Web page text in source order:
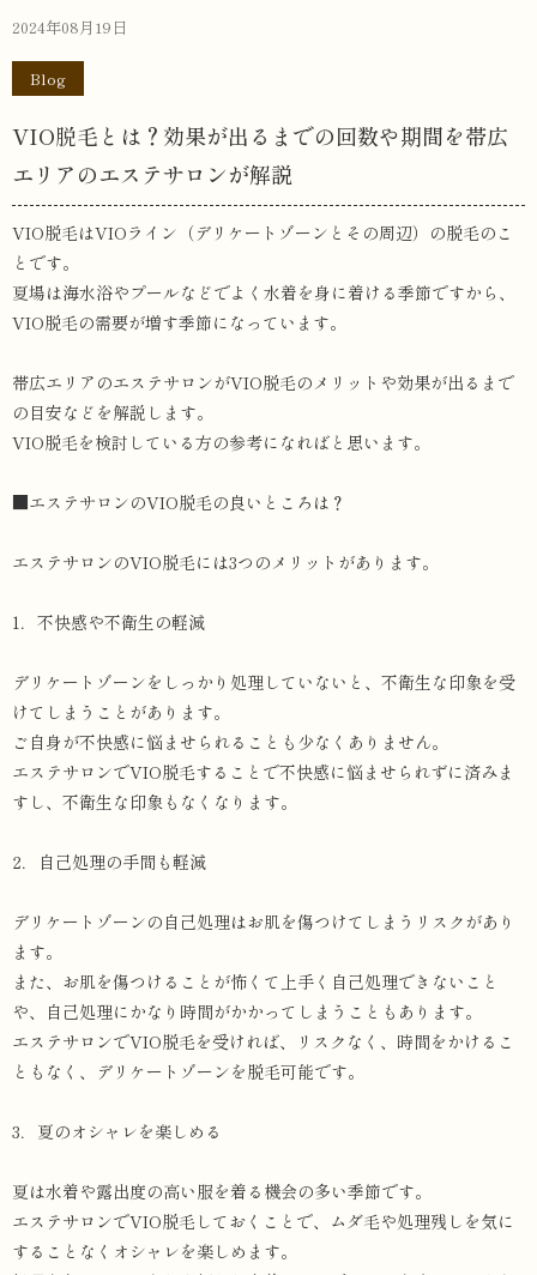
2024年08月19日
Blog
VIO脱毛とは？効果が出るまでの回数や期間を帯広
エリアのエステサロンが解説
VIO脱毛はVIOライン（デリケートゾーンとその周辺）の脱毛のこ
とです。
夏場は海水浴やプールなどでよく水着を身に着ける季節ですから、
VIO脱毛の需要が増す季節になっています。
帯広エリアのエステサロンがVIO脱毛のメリットや効果が出るまで
の目安などを解説します。
VIO脱毛を検討している方の参考になればと思います。
■エステサロンのVIO脱毛の良いところは？
エステサロンのVIO脱毛には3つのメリットがあります。
1．不快感や不衛生の軽減
デリケートゾーンをしっかり処理していないと、不衛生な印象を受
けてしまうことがあります。
ご自身が不快感に悩ませられることも少なくありません。
エステサロンでVIO脱毛することで不快感に悩ませられずに済みま
すし、不衛生な印象もなくなります。
2．自己処理の手間も軽減
デリケートゾーンの自己処理はお肌を傷つけてしまうリスクがあり
ます。
また、お肌を傷つけることが怖くて上手く自己処理できないこと
や、自己処理にかなり時間がかかってしまうこともあります。
エステサロンでVIO脱毛を受ければ、リスクなく、時間をかけるこ
ともなく、デリケートゾーンを脱毛可能です。
3．夏のオシャレを楽しめる
夏は水着や露出度の高い服を着る機会の多い季節です。
エステサロンでVIO脱毛しておくことで、ムダ毛や処理残しを気に
することなくオシャレを楽しめます。